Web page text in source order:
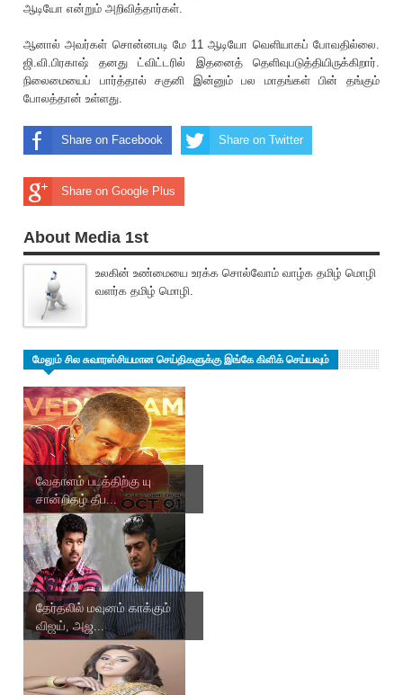
ஆடியோ என்றும் அறிவித்தார்கள்.
ஆனால் அவர்கள் சொன்னபடி மே 11 ஆடியோ வெளியாகப் போவதில்லை.
‌ஜி.வி.பிரகாஷ் தனது ட்விட்ட‌ரில் இதனை‌த் தெ‌ளிவுபடுத்தியிருக்கிறார்.
நிலைமையைப் பார்த்தால் சகுனி இன்னும் பல மாதங்கள் பின் தங்கும்
போலத்தான் உள்ளது.
Share on Facebook Share on Twitter
Share on Google Plus
About Media 1st
உலகின் உண்மையை உரக்க சொல்வோம் வாழ்க தமிழ் மொழி
வளர்க தமிழ் மொழி.
மேலும் சில சுவாரஸ்சியமான செய்திகளுக்கு இங்கே கிளிக் செய்யவும்
வேதாளம் படத்திற்கு யு
சான்றிதழ் தீப...
தேர்தலில் மவுனம் காக்கும்
விஜய், அஜ...